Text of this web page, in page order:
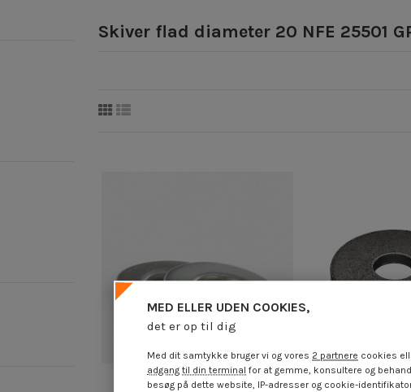
Skiver flad diameter 20 NFE 25501
MED ELLER UDEN COOKIES,
det er op til dig
Med dit samtykke bruger vi og vores 2 partnere cookies
adgang til din terminal for at gemme, konsultere og
besøg på dette website, IP-adresser og cookie-